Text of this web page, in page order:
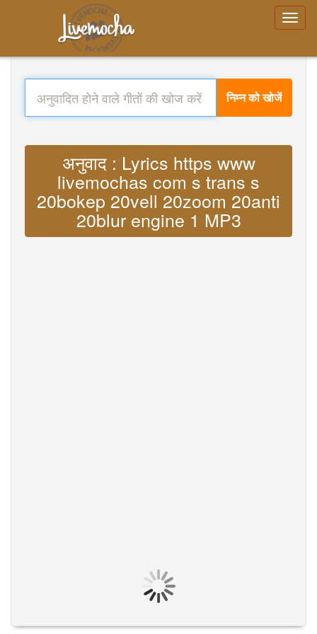
निम्न को खोजें
अनुवाद : Lyrics https www
livemochas com s trans s
20bokep 20vell 20zoom 20anti
20blur engine 1 MP3